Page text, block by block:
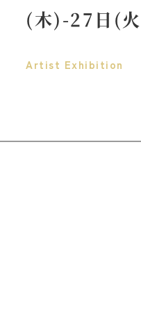
(木)-27日(
Artist Exhibition